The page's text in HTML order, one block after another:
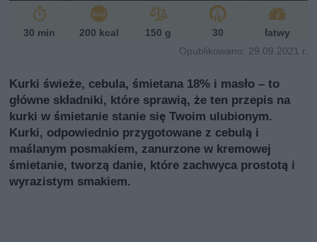
30 min 200 kcal 150 g 30
łatwy
Opublikowano: 29.09.2021 r.
Kurki świeże, cebula, śmietana 18% i masło – to
główne składniki, które sprawią, że ten przepis na
kurki w śmietanie stanie się Twoim ulubionym.
Kurki, odpowiednio przygotowane z cebulą i
maślanym posmakiem, zanurzone w kremowej
śmietanie, tworzą danie, które zachwyca prostotą i
wyrazistym smakiem.